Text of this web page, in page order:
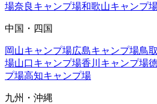
場奈良 キャンプ場和歌山キャンプ
中国・四国
岡山キャンプ場広島キャンプ場鳥取
場山口キャンプ場香川 キャンプ場
プ場高知キャンプ場
九州・沖縄